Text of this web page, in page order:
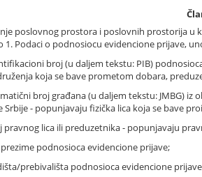
poslovnog prostora i poslovnih prostorija
Podaci o podnosiocu evidencione prijave,
broj (u daljem tekstu: PIB)
koja se bave prometom dobara,
broj građana (u daljem tekstu: JMBG)
Srbije - popunjavaju fizička lica koja se bave
lica ili preduzetnika - popunjavaju
podnosioca evidencione prijave;
prebivališta podnosioca evidencione